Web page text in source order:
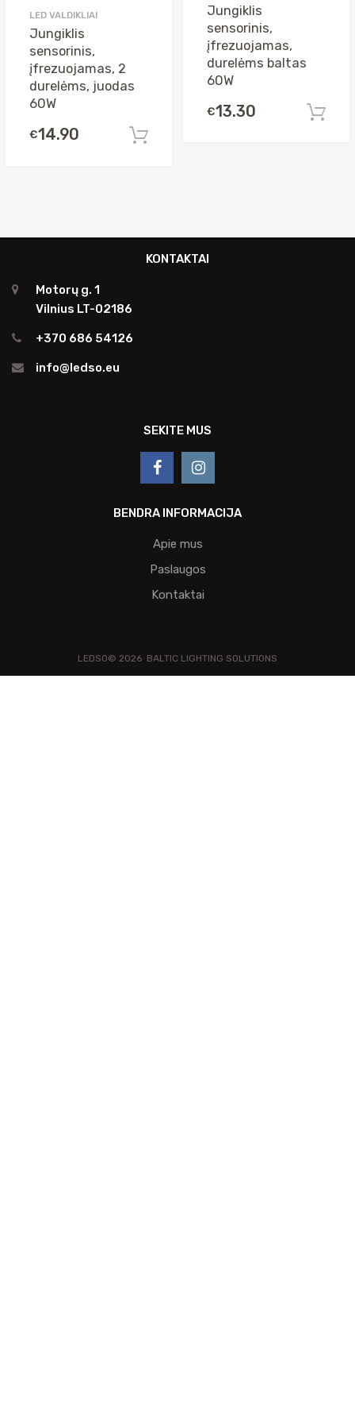
LED VALDIKLIAI
Jungiklis
sensorinis,
įfrezuojamas, 2
durelėms, juodas
60W
€14.90
Jungiklis
sensorinis,
įfrezuojamas,
durelėms baltas
60W
€13.30
KONTAKTAI
Motorų g. 1
Vilnius LT-02186
+370 686 54126
info@ledso.eu
SEKITE MUS
BENDRA INFORMACIJA
Apie mus
Paslaugos
Kontaktai
LEDSO© 2026 BALTIC LIGHTING SOLUTIONS